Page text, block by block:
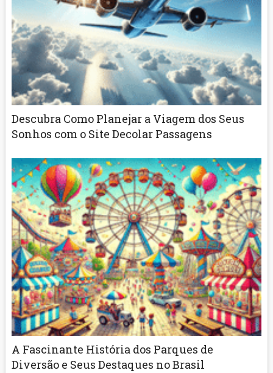
Descubra Como Planejar a Viagem dos Seus
Sonhos com o Site Decolar Passagens
A Fascinante História dos Parques de
Diversão e Seus Destaques no Brasil